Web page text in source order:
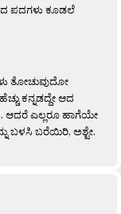
ಪದಗಳು ಕೂಡಲೆ
ತೋಚುವುದೋ
ಕನ್ನಡದ್ದೇ ಆದ
ಆದರೆ ಎಲ್ಲರೂ ಹಾಗೆಯೇ
ಬಳಸಿ ಬರೆಯಿರಿ, ಅಶ್ಟೇ.